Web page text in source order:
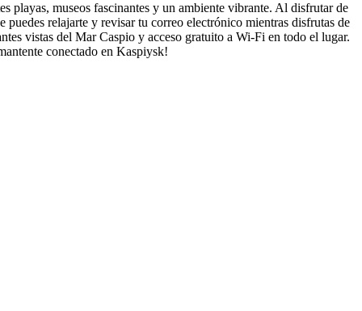
playas, museos fascinantes y un ambiente vibrante. Al disfrutar de
relajarte y revisar tu correo electrónico mientras disfrutas de
vistas del Mar Caspio y acceso gratuito a Wi-Fi en todo el lugar.
conectado en Kaspiysk!